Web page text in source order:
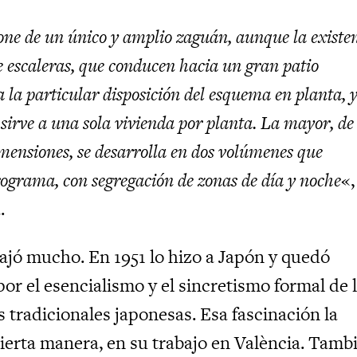
de un único y amplio zaguán, aunque la
escaleras, que conducen hacia un gran patio
la particular disposición del esquema en planta,
a una sola vivienda por planta. La mayor, de
se desarrolla en dos volúmenes que
con segregación de zonas de día y noche«,
mucho. En 1951 lo hizo a Japón y quedó
el esencialismo y el sincretismo formal de
tradicionales japonesas. Esa fascinación la
manera, en su trabajo en València.